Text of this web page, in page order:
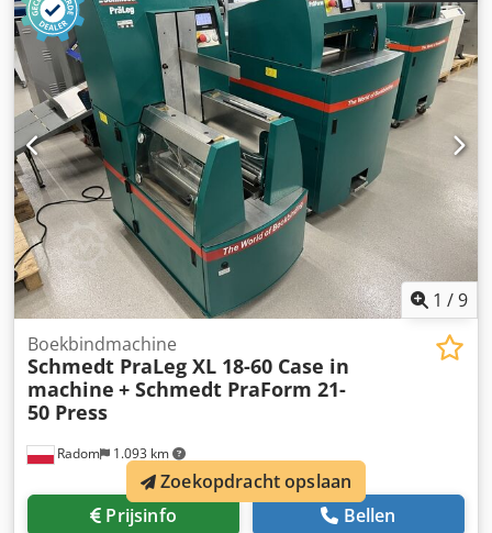
1 /9
Radom 1.093 km
Boekbindmachine
Schmedt PraLeg XL 18-60 Case in
machine + Schmedt PraForm 21-
50 Press
Prijsinfo Bellen
Zoekopdracht opslaan